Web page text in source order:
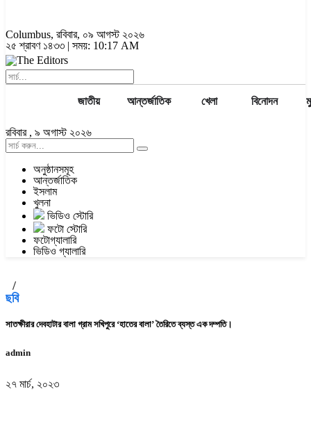
Columbus, রবিবার, ০৯ আগস্ট ২০২৬
২৫ শ্রাবণ ১৪৩৩ | সময়: 10:17 AM
জাতীয় আন্তর্জাতিক খেলা বিনোদন
রবিবার , ৯ অগাস্ট ২০২৬
অনুষ্ঠানসমূহ
আন্তর্জাতিক
ইসলাম
খুলনা
ভিডিও স্টোরি
ফটো স্টোরি
ফটোগ্যালারি
ভিডিও গ্যালারি
/
ছবি
সাতক্ষীরার দেবহাটার বালা গ্রাম সখিপুরে ‘হাতের বালা’ তৈরিতে ব্যস্ত এক দম্পতি।
admin
২৭ মার্চ, ২০২৩